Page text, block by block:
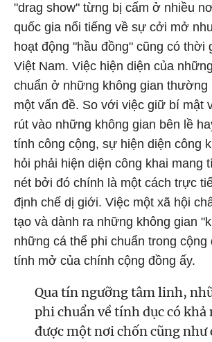
"drag show" từng bị cấm ở nhiều
quốc gia nổi tiếng về sự cởi mở
hoạt động "hầu đồng" cũng có thời
Việt Nam. Việc hiện diện của
chuẩn ở những không gian
một vấn đề. So với việc giữ bí mật
rút vào những không gian bên lề
tính công cộng, sự hiện diện công
hỏi phải hiện diện công khai mang
nét bởi đó chính là một cách trực
định chế dị giới. Việc một xã hội
tạo và dành ra những không gian
những cá thể phi chuẩn trong cộng
tính mở của chính cộng đồng ấy.
Qua tín ngưỡng tâm linh,
phi chuẩn về tính dục có
được một nơi chốn cũng như